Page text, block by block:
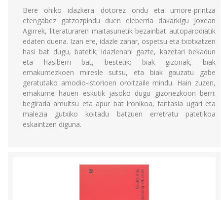
Bere ohiko idazkera dotorez ondu eta umore-printza
etengabez gatzozpindu duen eleberria dakarkigu Joxean
Agirrek, literaturaren maitasunetik bezainbat autoparodiatik
edaten duena. Izan ere, idazle zahar, ospetsu eta txotxatzen
hasi bat dugu, batetik; idazlenahi gazte, kazetari bekadun
eta hasiberri bat, bestetik; biak gizonak, biak
emakumezkoen miresle sutsu, eta biak gauzatu gabe
geratutako amodio-istorioen oroitzaile mindu. Hain zuzen,
emakume hauen eskutik jasoko dugu gizonezkoon berri:
begirada amultsu eta apur bat ironikoa, fantasia ugari eta
malezia gutxiko koitadu batzuen erretratu patetikoa
eskaintzen diguna.